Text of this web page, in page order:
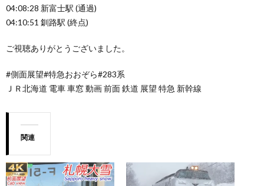
04:08:28 新富士駅 (通過)
04:10:51 釧路駅 (終点)
ご視聴ありがとうございました。
#側面展望#特急おおぞら#283系
ＪＲ北海道 電車 車窓 動画 前面 鉄道 展望 特急 新幹線
関連